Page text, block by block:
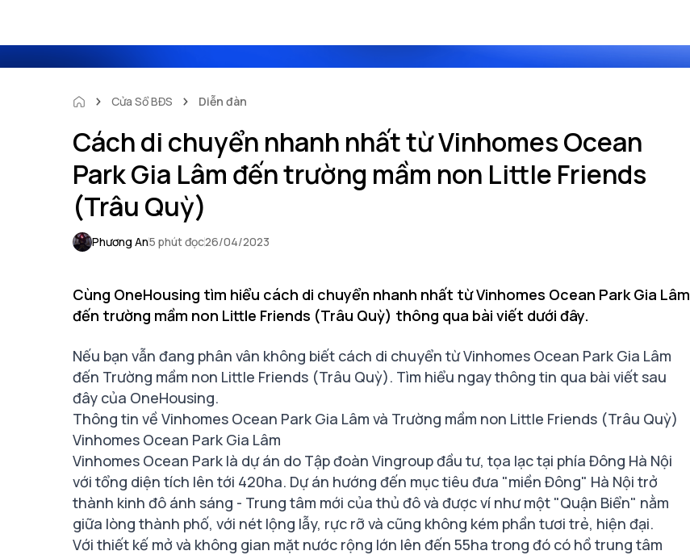
Cửa Sổ BĐS Diễn đàn
Cách di chuyển nhanh nhất từ Vinhomes Ocean
Park Gia Lâm đến trường mầm non Little Friends
(Trâu Quỳ)
Phương An5 phút đọc26/04/2023
Cùng OneHousing tìm hiểu cách di chuyển nhanh nhất từ Vinhomes Ocean Park Gia Lâm
đến trường mầm non Little Friends (Trâu Quỳ) thông qua bài viết dưới đây.
Nếu bạn vẫn đang phân vân không biết cách di chuyển từ Vinhomes Ocean Park Gia Lâm
đến Trường mầm non Little Friends (Trâu Quỳ). Tìm hiểu ngay thông tin qua bài viết sau
đây của OneHousing.
Thông tin về Vinhomes Ocean Park Gia Lâm và Trường mầm non Little Friends (Trâu Quỳ)
Vinhomes Ocean Park Gia Lâm
Vinhomes Ocean Park là dự án do Tập đoàn Vingroup đầu tư, tọa lạc tại phía Đông Hà Nội
với tổng diện tích lên tới 420ha. Dự án hướng đến mục tiêu đưa "miền Đông" Hà Nội trở
thành kinh đô ánh sáng - Trung tâm mới của thủ đô và được ví như một "Quận Biển" nằm
giữa lòng thành phố, với nét lộng lẫy, rực rỡ và cũng không kém phần tươi trẻ, hiện đại.
Với thiết kế mở và không gian mặt nước rộng lớn lên đến 55ha trong đó có hồ trung tâm